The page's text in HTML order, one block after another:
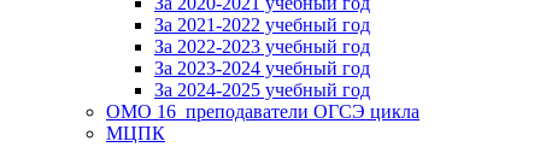
За 2021-2022 учебный год
За 2022-2023 учебный год
За 2023-2024 учебный год
За 2024-2025 учебный год
ОМО 16_преподаватели ОГСЭ цикла
МЦПК